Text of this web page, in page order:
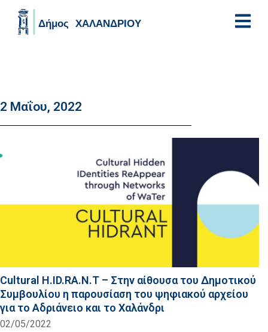
2 Μαΐου, 2022
Cultural H.ID.RA.N.T – Στην αίθουσα του Δημοτικού
Συμβουλίου η παρουσίαση του ψηφιακού αρχείου
για το Αδριάνειο και το Χαλάνδρι
02/05/2022